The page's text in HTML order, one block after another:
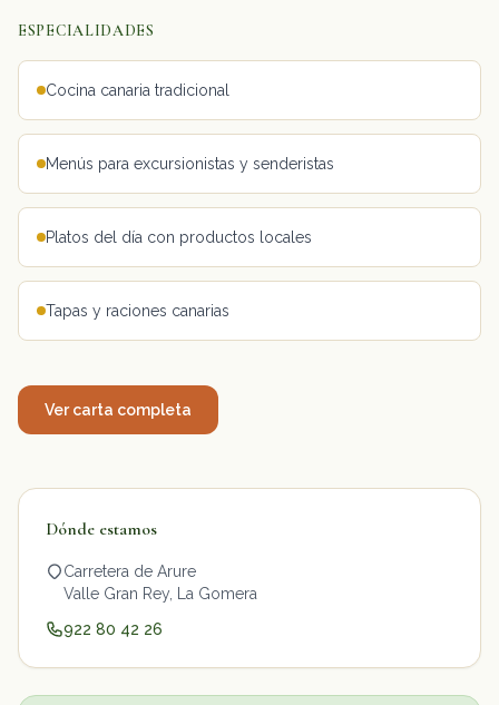
ESPECIALIDADES
Cocina canaria tradicional
Menús para excursionistas y senderistas
Platos del día con productos locales
Tapas y raciones canarias
Ver carta completa
Dónde estamos
Carretera de Arure
Valle Gran Rey, La Gomera
922 80 42 26